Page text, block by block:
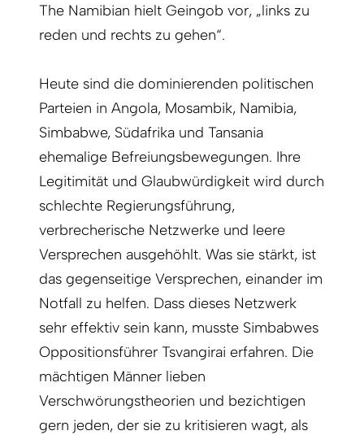
The Namibian hielt Geingob vor, „links zu
reden und rechts zu gehen“.
Heute sind die dominierenden politischen
Parteien in Angola, Mosambik, Namibia,
Simbabwe, Südafrika und Tansania
ehemalige Befreiungsbewegungen. Ihre
Legitimität und Glaubwürdigkeit wird durch
schlechte Regierungsführung,
verbrecherische Netzwerke und leere
Versprechen ausgehöhlt. Was sie stärkt, ist
das gegenseitige Versprechen, einander im
Notfall zu helfen. Dass dieses Netzwerk
sehr effektiv sein kann, musste Simbabwes
Oppositionsführer Tsvangirai erfahren. Die
mächtigen Männer lieben
Verschwörungstheorien und bezichtigen
gern jeden, der sie zu kritisieren wagt, als